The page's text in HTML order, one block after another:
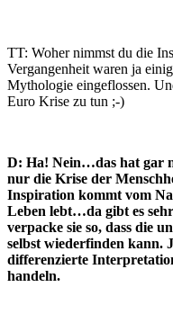
TT: Woher nimmst du die
Vergangenheit waren ja
Mythologie eingeflossen.
Euro Krise zu tun ;-)
D: Ha! Nein…das hat gar
nur die Krise der
Inspiration kommt vom
Leben lebt…da gibt es
verpacke sie so, dass die
selbst wiederfinden kann.
differenzierte
handeln.